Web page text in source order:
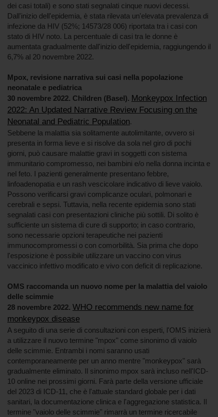
dei casi totali) e sono stati segnalati cinque nuovi decessi.
Dall'inizio dell'epidemia, è stata rilevata un'elevata prevalenza di
infezione da HIV (52%; 14573/28 006) riportata tra i casi con
stato di HIV noto. La percentuale di casi tra le donne è
aumentata gradualmente dall'inizio dell'epidemia, raggiungendo il
6,7% al 20 novembre 2022.
Mpox, revisione narrativa sui casi nella popolazione
neonatale e pediatrica
30 novembre 2022. Children (Basel). Monkeypox Infection
2022: An Updated Narrative Review Focusing on the
Neonatal and Pediatric Population.
Sebbene la malattia sia solitamente autolimitante, ovvero si
presenta in forma lieve e si risolve da sola nel giro di pochi
giorni, può causare malattie gravi in ​​soggetti con sistema
immunitario compromesso, nei bambini e/o nella donna incinta e
nel feto. I pazienti generalmente presentano febbre,
linfoadenopatia e un rash vescicolare indicativo di lieve vaiolo.
Possono verificarsi gravi complicanze oculari, polmonari e
cerebrali e sepsi. Tuttavia, nella recente epidemia sono stati
segnalati casi con presentazioni cliniche più sottili. Di solito è
sufficiente un sistema di cure di supporto; in caso contrario,
sono necessarie opzioni terapeutiche nei pazienti
immunocompromessi o con comorbilità. Sia prima che dopo
l'esposizione è possibile utilizzare un vaccino con virus
vaccinico infettivo modificato e vivo con deficit di replicazione.
OMS raccomanda un nuovo nome per la malattia del vaiolo
delle scimmie
28 novembre 2022. WHO recommends new name for
monkeypox disease
A seguito di una serie di consultazioni con esperti, l'OMS inizierà
a utilizzare il nuovo termine "mpox" come sinonimo di vaiolo
delle scimmie. Entrambi i nomi saranno usati
contemporaneamente per un anno mentre "monkeypox" sarà
gradualmente eliminato. Il sinonimo mpox sarà incluso nell'ICD-
10 online nei prossimi giorni. Farà parte della versione ufficiale
del 2023 di ICD-11, che è l'attuale standard globale per i dati
sanitari, la documentazione clinica e l'aggregazione statistica. Il
termine "vaiolo delle scimmie" rimarrà un termine ricercabile